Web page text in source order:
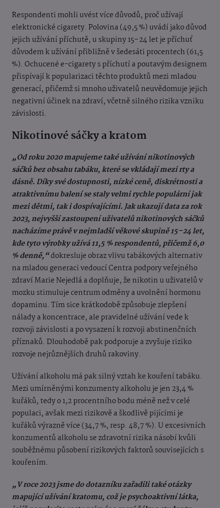
Respondenti mohli uvést více důvodů, proč užívají
elektronické cigarety. Polovina (49,5 %) uvádí jako důvod
jejich užívání příchutě, u skupiny 15–24 let je příchuť
důvodem k užívání přibližně v šedesáti procentech (61,5
%). Ochucené e-cigarety s příchutí a poutavým designem
přispívají k popularizaci těchto produktů mezi mladou
generací, přičemž si mnoho uživatelů neuvědomuje jejich
negativní účinek na zdraví, včetně silného rizika vzniku
závislosti.
Nikotinové sáčky a kratom
„Od roku 2020 mapujeme také užívání nikotinových
sáčků bez obsahu tabáku, které se vkládají mezi rty a
dásně. Díky své dostupnosti, nízké ceně, diskrétnosti a
atraktivnímu balení se staly velmi rychle populární jak
mezi dětmi, tak i dospívajícími. Jak ukazují data za rok
2023, nejvyšší zastoupení uživatelů nikotinových sáčků
nacházíme právě v nejmladší věkové skupině 15–24 let,
kde tyto výrobky užívá 11,5 % respondentů, přičemž 6,0
% denně,“dokresluje obraz vlivu tabákových alternativ
na mladou generaci vedoucí Centra podpory veřejného
zdraví Marie Nejedlá a doplňuje, že nikotin u uživatelů v
mozku stimuluje centrum odměny a uvolnění hormonu
dopaminu. Tím sice krátkodobě způsobuje zlepšení
nálady a koncentrace, ale pravidelné užívání vede k
rozvoji závislosti a po vysazení k rozvoji abstinenčních
příznaků. Dlouhodobě pak podporuje a zvyšuje riziko
rozvoje nejrůznějších druhů rakoviny.
Užívání alkoholu má pak silný vztah ke kouření tabáku.
Mezi umírněnými konzumenty alkoholu je jen 23,4 %
kuřáků, tedy o 1,2 procentního bodu méně než v celé
populaci, avšak mezi rizikově a škodlivě pijícími je
kuřáků výrazně více (34,7 %, resp. 48,7 %). U excesivních
konzumentů alkoholu se zdravotní rizika násobí kvůli
souběžnému působení rizikových faktorů souvisejících s
kouřením.
„V roce 2023 jsme do dotazníku zařadili také otázky
mapující užívání kratomu, což je psychoaktivní látka,